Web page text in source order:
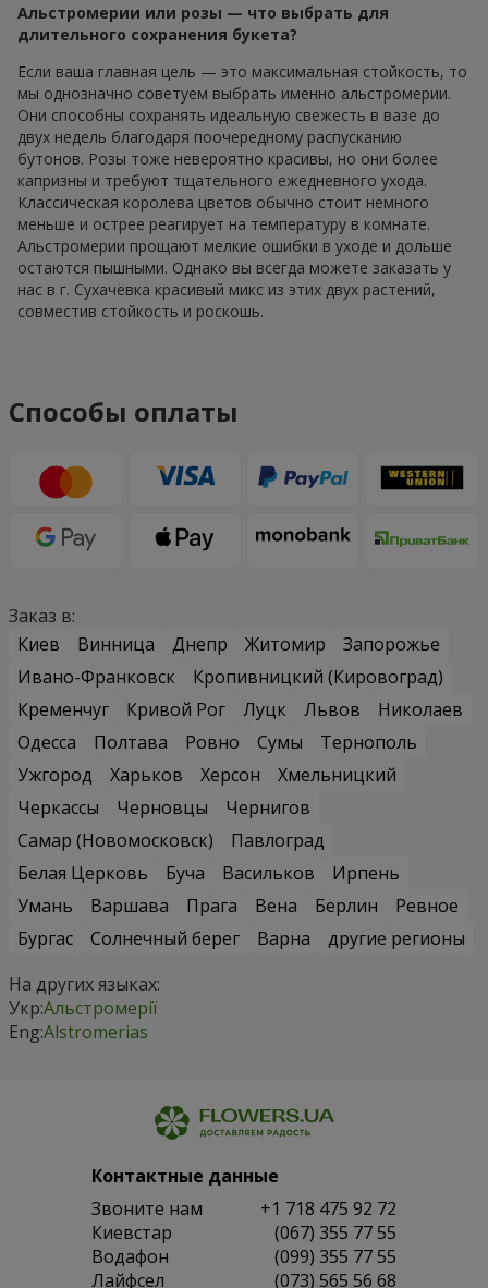
Альстромерии или розы — что выбрать для
длительного сохранения букета?
Если ваша главная цель — это максимальная стойкость, то
мы однозначно советуем выбрать именно альстромерии.
Они способны сохранять идеальную свежесть в вазе до
двух недель благодаря поочередному распусканию
бутонов. Розы тоже невероятно красивы, но они более
капризны и требуют тщательного ежедневного ухода.
Классическая королева цветов обычно стоит немного
меньше и острее реагирует на температуру в комнате.
Альстромерии прощают мелкие ошибки в уходе и дольше
остаются пышными. Однако вы всегда можете заказать у
нас в г. Сухачёвка красивый микс из этих двух растений,
совместив стойкость и роскошь.
Способы оплаты
Заказ в:
Киев
Винница Днепр Житомир
Запорожье
Ивано-Франковск
Кропивницкий (Кировоград)
Кременчуг
Кривой Рог Луцк Львов
Николаев
Одесса
Полтава Ровно Сумы
Тернополь
Ужгород
Харьков Херсон
Хмельницкий
Черкассы
Черновцы
Чернигов
Самар (Новомосковск)
Павлоград
Белая Церковь
Буча Васильков
Ирпень
Умань
Варшава Прага Вена Берлин
Ревное
Бургас
Солнечный берег Варна
другие регионы
На других языках:
Укр:Альстромерії
Eng:Alstromerias
Контактные данные
Звоните нам
+1 718 475 92 72
Киевстар
(067) 355 77 55
Водафон
(099) 355 77 55
Лайфсел
(073) 565 56 68